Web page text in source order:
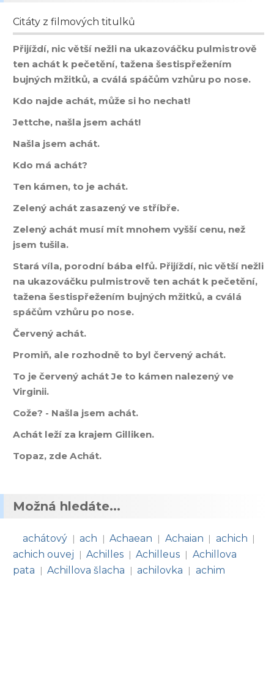
Citáty z filmových titulků
Přijíždí, nic větší nežli na ukazováčku pulmistrově
ten achát k pečetění, tažena šestispřežením
bujných mžitků, a cválá spáčům vzhůru po nose.
Kdo najde achát, může si ho nechat!
Jettche, našla jsem achát!
Našla jsem achát.
Kdo má achát?
Ten kámen, to je achát.
Zelený achát zasazený ve stříbře.
Zelený achát musí mít mnohem vyšší cenu, než
jsem tušila.
Stará víla, porodní bába elfů. Přijíždí, nic větší nežli
na ukazováčku pulmistrově ten achát k pečetění,
tažena šestispřežením bujných mžitků, a cválá
spáčům vzhůru po nose.
Červený achát.
Promiň, ale rozhodně to byl červený achát.
To je červený achát Je to kámen nalezený ve
Virginii.
Cože? - Našla jsem achát.
Achát leží za krajem Gilliken.
Topaz, zde Achát.
Možná hledáte...
achátový | ach | Achaean | Achaian | achich |
achich ouvej | Achilles | Achilleus | Achillova
pata
| Achillova šlacha | achilovka | achim